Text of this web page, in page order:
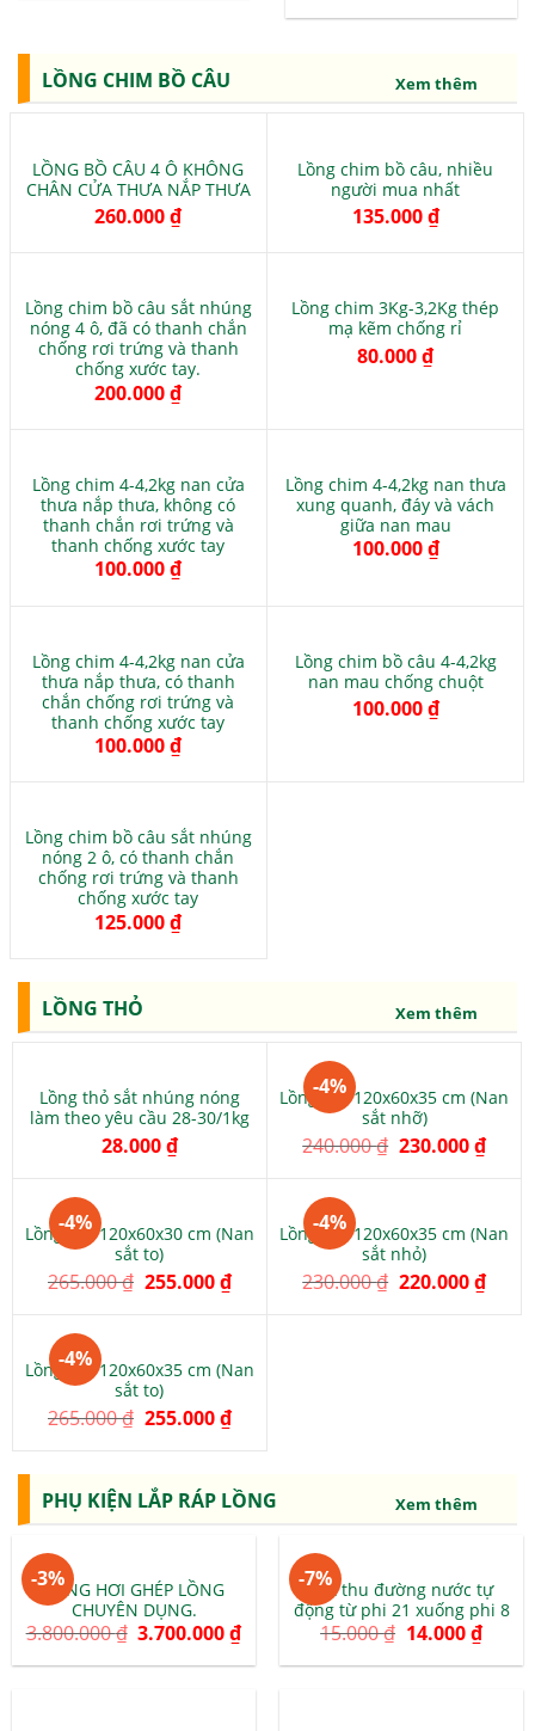
LỒNG CHIM BỒ CÂU Xem thêm
LỒNG BỒ CÂU 4 Ô KHÔNG
CHÂN CỬA THƯA NẮP THƯA
260.000₫
Lồng chim bồ câu, nhiều
người mua nhất
135.000₫
Lồng chim bồ câu sắt nhúng
nóng 4 ô, đã có thanh chắn
chống rơi trứng và thanh
chống xước tay.
200.000₫
Lồng chim 3Kg-3,2Kg thép
mạ kẽm chống rỉ
80.000₫
Lồng chim 4-4,2kg nan cửa
thưa nắp thưa, không có
thanh chắn rơi trứng và
thanh chống xước tay
100.000₫
Lồng chim 4-4,2kg nan thưa
xung quanh, đáy và vách
giữa nan mau
100.000₫
Lồng chim 4-4,2kg nan cửa
thưa nắp thưa, có thanh
chắn chống rơi trứng và
thanh chống xước tay
100.000₫
Lồng chim bồ câu 4-4,2kg
nan mau chống chuột
100.000₫
Lồng chim bồ câu sắt nhúng
nóng 2 ô, có thanh chắn
chống rơi trứng và thanh
chống xước tay
125.000₫
LỒNG THỎ Xem thêm
Lồng thỏ sắt nhúng nóng
làm theo yêu cầu 28-30/1kg
28.000₫
-4%
Lồng thỏ 120x60x35 cm (Nan
sắt nhỡ)
240.000₫ 230.000₫
-4%
Lồng thỏ 120x60x30 cm (Nan
sắt to)
265.000₫ 255.000₫
-4%
Lồng thỏ 120x60x35 cm (Nan
sắt nhỏ)
230.000₫ 220.000₫
-4%
Lồng thỏ 120x60x35 cm (Nan
sắt to)
265.000₫ 255.000₫
PHỤ KIỆN LẮP RÁP LỒNG Xem thêm
-3%
SÚNG HƠI GHÉP LỒNG
CHUYÊN DỤNG.
3.800.000₫ 3.700.000₫
-7%
Cút thu đường nước tự
động từ phi 21 xuống phi 8
15.000₫ 14.000₫